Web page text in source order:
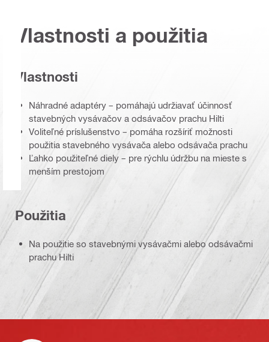
Vlastnosti a použitia
Vlastnosti
Náhradné adaptéry – pomáhajú udržiavať účinnosť
stavebných vysávačov a odsávačov prachu Hilti
Voliteľné príslušenstvo – pomáha rozšíriť možnosti
použitia stavebného vysávača alebo odsávača prachu
Ľahko použiteľné diely – pre rýchlu údržbu na mieste s
menším prestojom
Použitia
Na použitie so stavebnými vysávačmi alebo odsávačmi
prachu Hilti